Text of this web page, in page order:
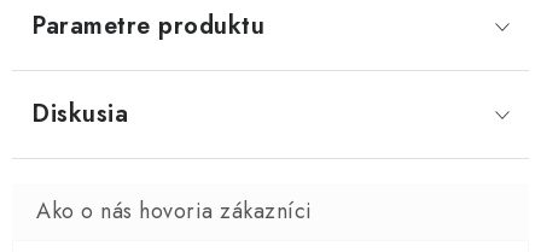
Parametre produktu
Diskusia